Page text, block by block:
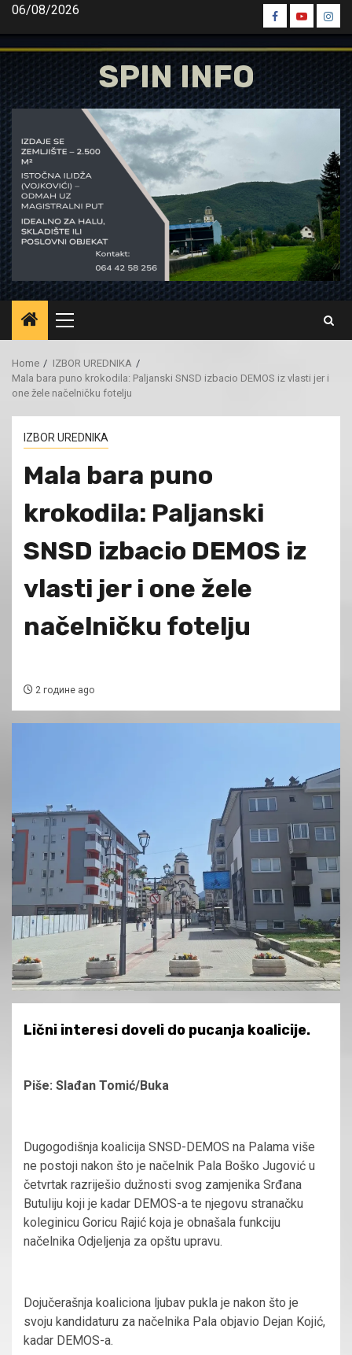
Skip
content
06/08/2026
Spin
Facebook
Spin
Youtube
Spin
SPIN INFO
Primary
Menu
Home
IZBOR UREDNIKA
Mala bara puno krokodila: Paljanski SNSD izbacio DEMOS iz vlasti jer i
one žele načelničku fotelju
IZBOR UREDNIKA
Mala bara puno
krokodila: Paljanski
SNSD izbacio DEMOS iz
vlasti jer i one žele
načelničku fotelju
2 године ago
Lični interesi doveli do pucanja koalicije.
Piše: Slađan Tomić/Buka
Dugogodišnja koalicija SNSD-DEMOS na Palama više
ne postoji nakon što je načelnik Pala Boško Jugović u
četvrtak razriješio dužnosti svog zamjenika Srđana
Butuliju koji je kadar DEMOS-a te njegovu stranačku
koleginicu Goricu Rajić koja je obnašala funkciju
načelnika Odjeljenja za opštu upravu.
Dojučerašnja koaliciona ljubav pukla je nakon što je
svoju kandidaturu za načelnika Pala objavio Dejan Kojić,
kadar DEMOS-a.